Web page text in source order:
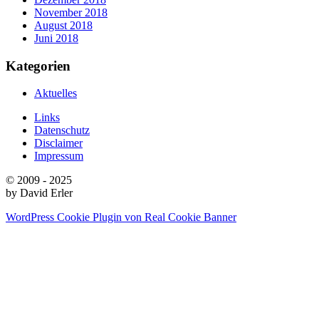
November 2018
August 2018
Juni 2018
Kategorien
Aktuelles
Links
Datenschutz
Disclaimer
Impressum
© 2009 - 2025
by David Erler
WordPress Cookie Plugin von Real Cookie Banner